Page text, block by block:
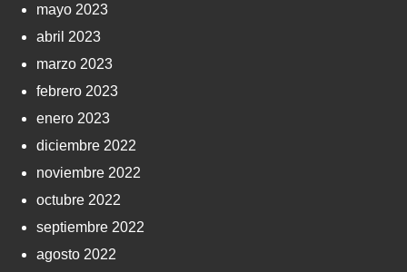
mayo 2023
abril 2023
marzo 2023
febrero 2023
enero 2023
diciembre 2022
noviembre 2022
octubre 2022
septiembre 2022
agosto 2022